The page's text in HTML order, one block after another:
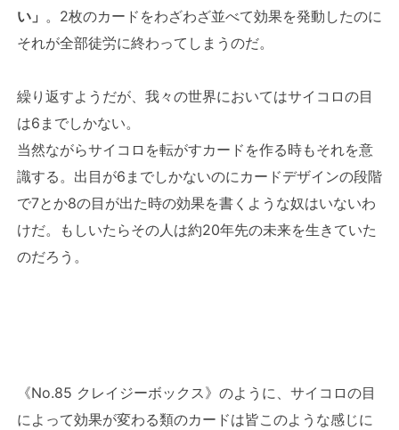
い」 。2枚のカードをわざわざ並べて効果を発動したのに
それが全部徒労に終わってしまうのだ。
繰り返すようだが、我々の世界においてはサイコロの目
は6までしかない。
当然ながらサイコロを転がすカードを作る時もそれを意
識する。出目が6までしかないのにカードデザインの段階
で7とか8の目が出た時の効果を書くような奴はいないわ
けだ。もしいたらその人は約20年先の未来を生きていた
のだろう。
《No.85 クレイジーボックス》のように、サイコロの目
によって効果が変わる類のカードは皆このような感じに